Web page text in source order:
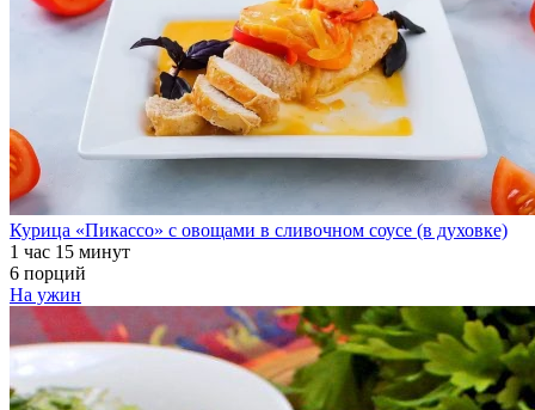
Курица «Пикассо» с овощами в сливочном соусе (в духовке)
1 час 15 минут
6 порций
На ужин